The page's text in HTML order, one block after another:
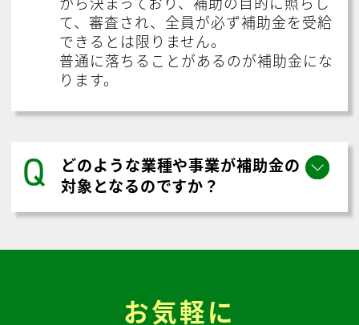
て、審査され、全員が必ず補助金を受給
できるとは限りません。
普通に落ちることがあるのが補助金にな
ります。
Q
どのような業種や事業が補助金の
対象となるのですか？
お気軽に